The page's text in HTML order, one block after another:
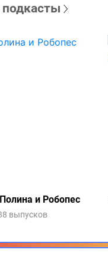
и Робопес
выпусков